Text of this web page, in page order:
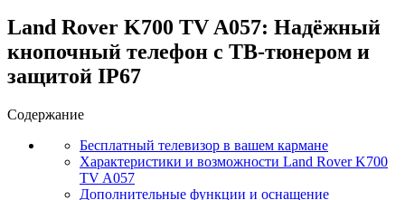
Land Rover K700 TV A057: Надёжный
кнопочный телефон с ТВ-тюнером и
защитой IP67
Содержание
Бесплатный телевизор в вашем кармане
Характеристики и возможности Land Rover K700
TV A057
Дополнительные функции и оснащение